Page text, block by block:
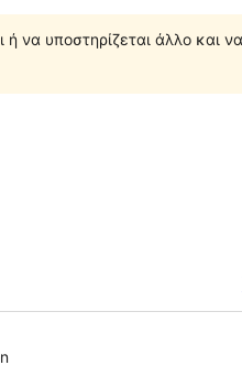
να υποστηρίζεται άλλο και